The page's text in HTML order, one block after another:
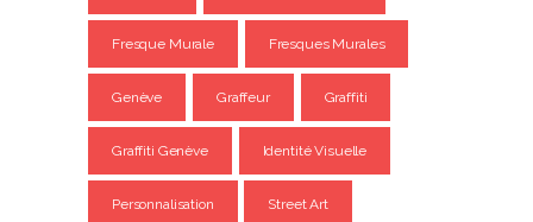
Fresque Murale Fresques Murales
Genève Graffeur Graffiti
Graffiti Genève Identité Visuelle
Personnalisation Street Art